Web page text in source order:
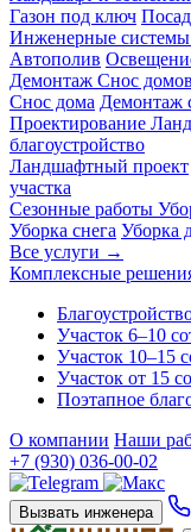
Газон под ключ
Инженерные системы
Автополив
Демонтаж Снос
Снос дома Демонтаж
Проектирование
благоустройство
Ландшафтный проект
участка
Сезонные работы
Уборка снега Уборка
Все услуги →
Комплексные
Участок 6–10
Участок 10–15
Участок от 15
Поэтапное
О компании Наши
+7 (930) 036-00-02
Вызвать инженера